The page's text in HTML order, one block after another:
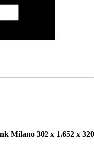
Milano 302 x 1.652 x 320